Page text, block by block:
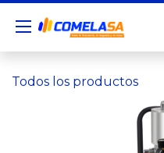
Todos los productos